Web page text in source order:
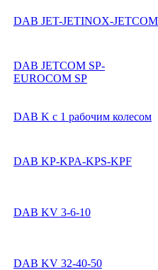
DAB JET-JETINOX-JETCOM
DAB JETCOM SP-
EUROCOM SP
DAB K с 1 рабочим колесом
DAB KP-KPA-KPS-KPF
DAB KV 3-6-10
DAB KV 32-40-50